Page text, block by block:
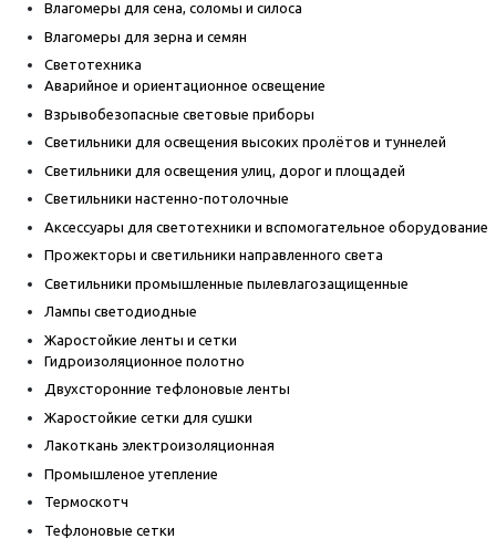
Влагомеры для сена, соломы и силоса
Влагомеры для зерна и семян
Светотехника
Аварийное и ориентационное освещение
Взрывобезопасные световые приборы
Светильники для освещения высоких пролётов и туннелей
Светильники для освещения улиц, дорог и площадей
Светильники настенно-потолочные
Аксессуары для светотехники и вспомогательное оборудование
Прожекторы и светильники направленного света
Светильники промышленные пылевлагозащищенные
Лампы светодиодные
Жаростойкие ленты и сетки
Гидроизоляционное полотно
Двухсторонние тефлоновые ленты
Жаростойкие сетки для сушки
Лакоткань электроизоляционная
Промышленое утепление
Термоскотч
Тефлоновые сетки